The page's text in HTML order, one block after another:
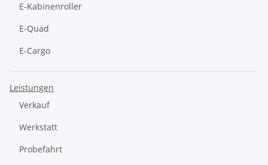
E-Kabinenroller
E-Quad
E-Cargo
Leistungen
Verkauf
Werkstatt
Probefahrt